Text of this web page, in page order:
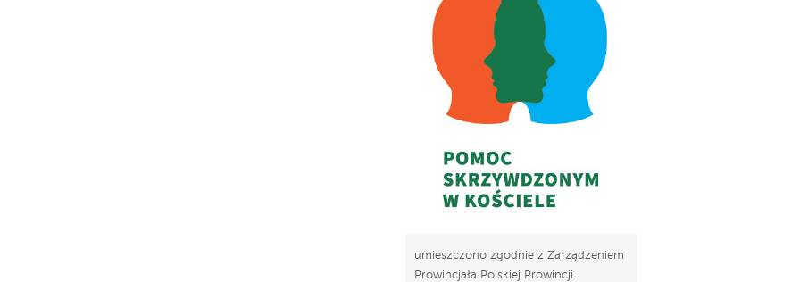
umieszczono zgodnie z Zarządzeniem
Prowincjała Polskiej Prowincji